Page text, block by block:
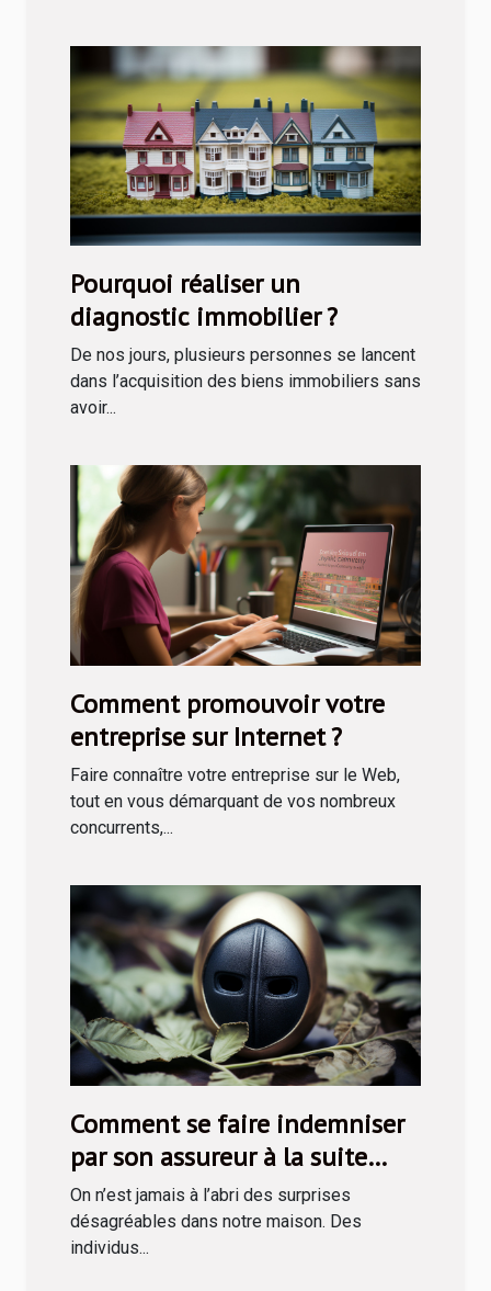
Pourquoi réaliser un
diagnostic immobilier ?
De nos jours, plusieurs personnes se lancent
dans l’acquisition des biens immobiliers sans
avoir...
Comment promouvoir votre
entreprise sur Internet ?
Faire connaître votre entreprise sur le Web,
tout en vous démarquant de vos nombreux
concurrents,...
Comment se faire indemniser
par son assureur à la suite
d’une rapine ?
On n’est jamais à l’abri des surprises
désagréables dans notre maison. Des
individus...